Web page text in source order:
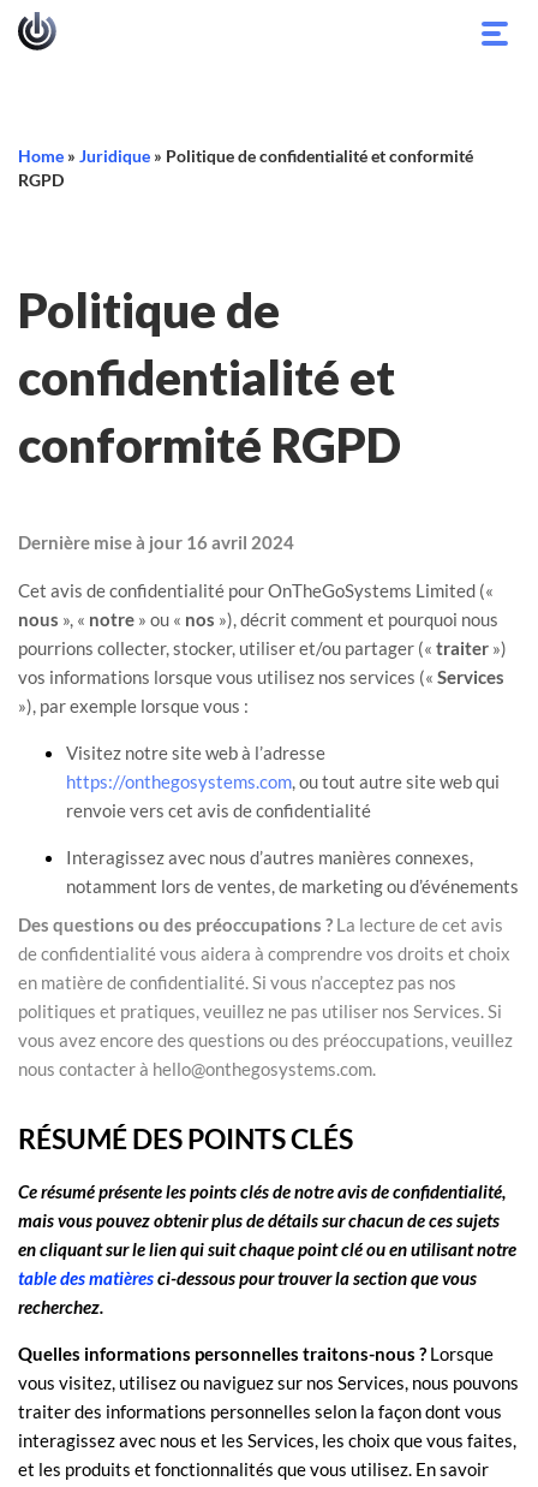
Home » Juridique » Politique de confidentialité et conformité
RGPD
Politique de
confidentialité et
conformité RGPD
Dernière mise à jour 16 avril 2024
Cet avis de confidentialité pourOnTheGoSystems Limited («
nous », « notre » ou « nos »), décrit comment et pourquoi nous
pourrions collecter, stocker, utiliser et/ou partager (« traiter »)
vos informations lorsque vous utilisez nos services (« Services
»), par exemple lorsque vous :
Visitez notre site webà l’adresse
https://onthegosystems.com, ou tout autre site web qui
renvoie vers cet avis de confidentialité
Interagissez avec nous d’autres manières connexes,
notamment lors de ventes, de marketing ou d’événements
Des questions ou des préoccupations ? La lecture de cet avis
de confidentialité vous aidera à comprendre vos droits et choix
en matière de confidentialité. Si vous n’acceptez pas nos
politiques et pratiques, veuillez ne pas utiliser nos Services.Si
vous avez encore des questions ou des préoccupations, veuillez
nous contacter à hello@onthegosystems.com.
RÉSUMÉ DES POINTS CLÉS
Ce résumé présente les points clés de notre avis de confidentialité,
mais vous pouvez obtenir plus de détails sur chacun de ces sujets
en cliquant sur le lien qui suit chaque point clé ou en utilisant notre
table des matièresci-dessous pour trouver la section que vous
recherchez.
Quelles informations personnelles traitons-nous ? Lorsque
vous visitez, utilisez ou naviguez sur nos Services, nous pouvons
traiter des informations personnelles selon la façon dont vous
interagissez avec nous et les Services, les choix que vous faites,
et les produits et fonctionnalités que vous utilisez. En savoir